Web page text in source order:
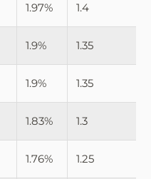
1.97% 1.4
1.9% 1.35
1.9% 1.35
1.83% 1.3
1.76% 1.25